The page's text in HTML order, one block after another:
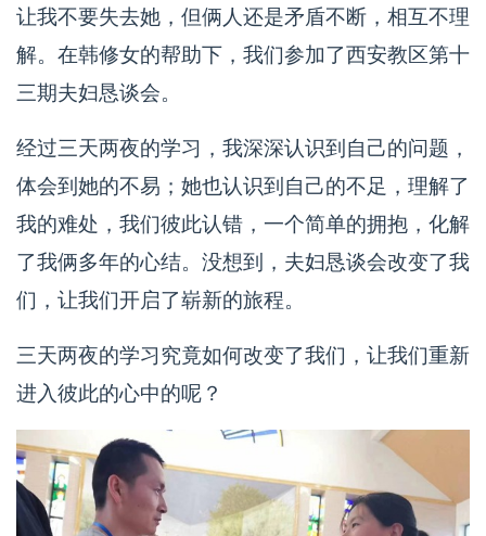
让我不要失去她，但俩人还是矛盾不断，相互不理
解。在韩修女的帮助下，我们参加了西安教区第十
三期夫妇恳谈会。
经过三天两夜的学习，我深深认识到自己的问题，
体会到她的不易；她也认识到自己的不足，理解了
我的难处，我们彼此认错，一个简单的拥抱，化解
了我俩多年的心结。没想到，夫妇恳谈会改变了我
们，让我们开启了崭新的旅程。
三天两夜的学习究竟如何改变了我们，让我们重新
进入彼此的心中的呢？